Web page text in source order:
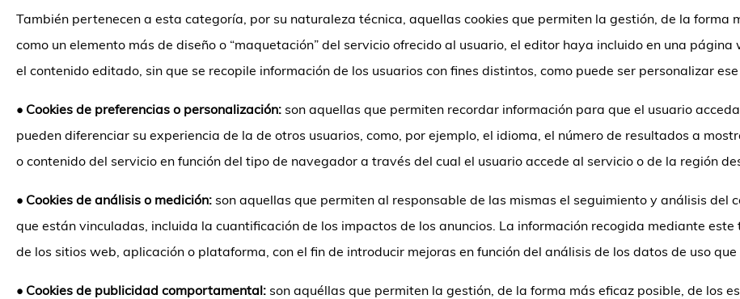
También pertenecen a esta categoría, por su naturaleza técnica, aquellas cookies que permiten la gestión, de la forma
como un elemento más de diseño o “maquetación” del servicio ofrecido al usuario, el editor haya incluido en una
el contenido editado, sin que se recopile información de los usuarios con fines distintos, como puede ser personalizar
• Cookies de preferencias o personalización: son aquellas que permiten recordar información para que el usuario
pueden diferenciar su experiencia de la de otros usuarios, como, por ejemplo, el idioma, el número de resultados a
o contenido del servicio en función del tipo de navegador a través del cual el usuario accede al servicio o de la región
• Cookies de análisis o medición: son aquellas que permiten al responsable de las mismas el seguimiento y análisis del
que están vinculadas, incluida la cuantificación de los impactos de los anuncios. La información recogida mediante
de los sitios web, aplicación o plataforma, con el fin de introducir mejoras en función del análisis de los datos de uso que
• Cookies de publicidad comportamental: son aquéllas que permiten la gestión, de la forma más eficaz posible, de los